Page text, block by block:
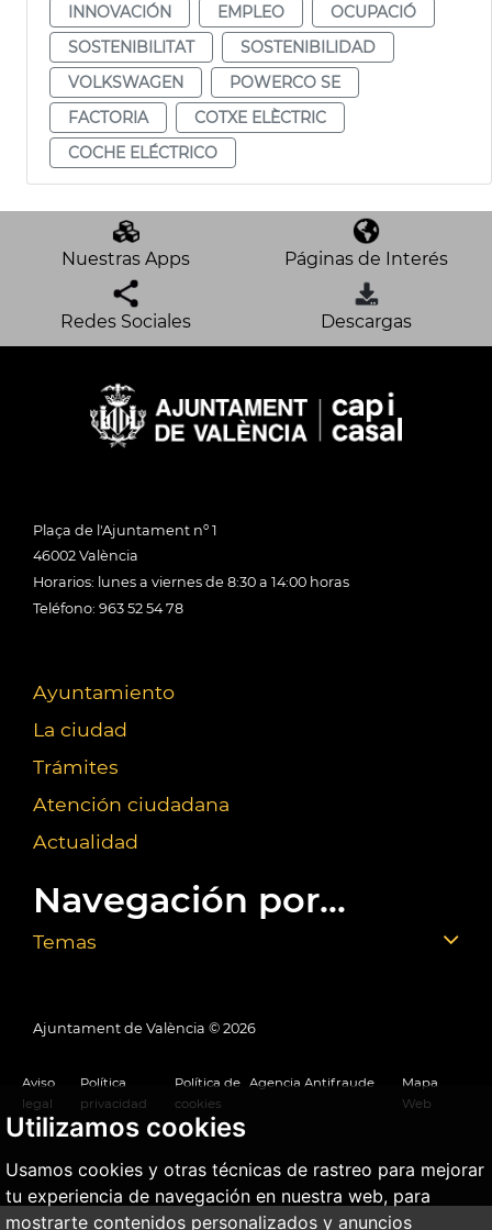
Utilizamos cookies
Usamos cookies y otras técnicas de rastreo para mejorar
tu experiencia de navegación en nuestra web, para
mostrarte contenidos personalizados y anuncios
INNOVACIÓN
EMPLEO
OCUPACIÓ
SOSTENIBILITAT
SOSTENIBILIDAD
VOLKSWAGEN
POWERCO SE
FACTORIA
COTXE ELÈCTRIC
COCHE ELÉCTRICO
Nuestras Apps Páginas de Interés
Redes Sociales Descargas
Plaça de l'Ajuntament nº 1
46002 València
Horarios: lunes a viernes de 8:30 a 14:00 horas
Teléfono: 963 52 54 78
Ayuntamiento
La ciudad
Trámites
Atención ciudadana
Actualidad
Navegación por...
Temas
Ajuntament de València © 2026
Aviso
legal
Política
privacidad
Política de
cookies
Agencia Antifraude
Mapa
Web